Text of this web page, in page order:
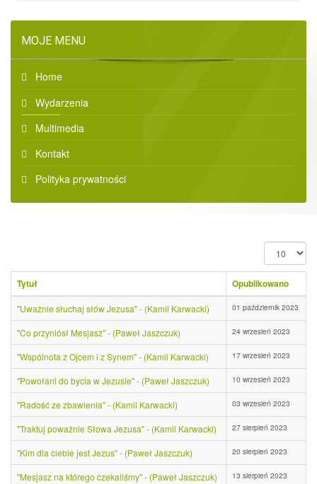
MOJE MENU
Home
Wydarzenia
Multimedia
Kontakt
Polityka prywatności
Pokaż
#
Tytuł
Opublikowano
"Uważnie słuchaj słów Jezusa" - (Kamil Karwacki) 01 październik 2023
"Co przyniósł Mesjasz" - (Paweł Jaszczuk) 24 wrzesień 2023
"Wspólnota z Ojcem i z Synem" - (Kamil Karwacki) 17 wrzesień 2023
"Powołani do bycia w Jezusie" - (Paweł Jaszczuk) 10 wrzesień 2023
"Radość ze zbawienia" - (Kamil Karwacki) 03 wrzesień 2023
"Traktuj poważnie Słowa Jezusa" - (Kamil Karwacki) 27 sierpień 2023
"Kim dla ciebie jest Jezus" - (Paweł Jaszczuk) 20 sierpień 2023
"Mesjasz na którego czekaliśmy" - (Paweł Jaszczuk) 13 sierpień 2023